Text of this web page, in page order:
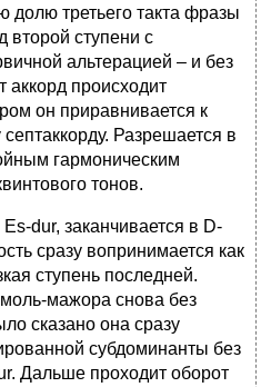
долю третьего такта фразы
второй ступени с
альтерацией – и без
аккорд происходит
он приравнивается к
Разрешается в
гармоническим
тонов.
dur, заканчивается в D-
сразу вопринимается как
ступень последней.
мажора снова без
сказано она сразу
субдоминанты без
Дальше проходит оборот